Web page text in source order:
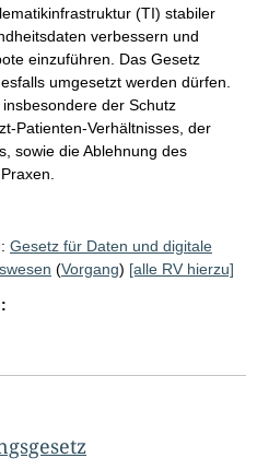
(TI) stabiler
verbessern und
einzuführen. Das Gesetz
umgesetzt werden dürfen.
der Schutz
Patienten-Verhältnisses, der
sowie die Ablehnung des
Gesetz für Daten und digitale
(Vorgang) [alle RV hierzu]